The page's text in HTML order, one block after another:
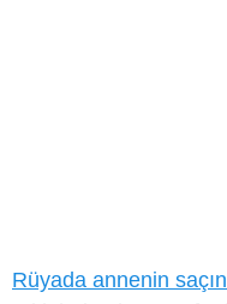
Rüyada annenin